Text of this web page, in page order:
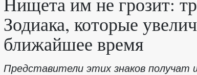
Зодиака, которые
ближайшее время
Представители этих знаков получат